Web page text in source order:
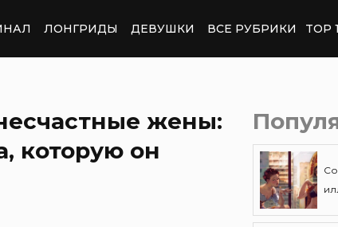
ЛОНГРИДЫ ДЕВУШКИ ВСЕ РУБРИКИ TOP
жены:
которую он